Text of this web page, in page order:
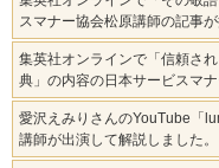
スマナー協会松原講師の記事が
集英社オンラインで「信頼さ
典」の内容の日本サービスマ
愛沢えみりさんのYouTube「
講師が出演して解説しました。